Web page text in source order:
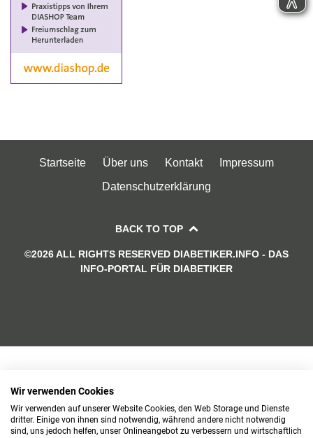
Startseite Über uns Kontakt
Impressum
Datenschutzerklärung
BACK TO TOP
©2026 ALL RIGHTS RESERVED DIABETIKER.INFO - DAS
INFO-PORTAL FÜR DIABETIKER
Wir verwenden Cookies
Wir verwenden auf unserer Website Cookies, den Web Storage und Dienste
dritter. Einige von ihnen sind notwendig, während andere nicht notwendig
sind, uns jedoch helfen, unser Onlineangebot zu verbessern und wirtschaftlich